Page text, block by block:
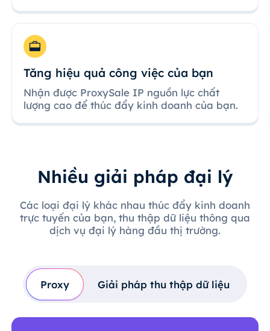
Tăng hiệu quả công việc của bạn
Nhận được ProxySale IP nguồn lực chất
lượng cao để thúc đẩy kinh doanh của bạn.
Nhiều giải pháp đại lý
Các loại đại lý khác nhau thúc đẩy kinh doanh
trực tuyến của bạn, thu thập dữ liệu thông qua
dịch vụ đại lý hàng đầu thị trường.
Proxy Giải pháp thu thập dữ liệu